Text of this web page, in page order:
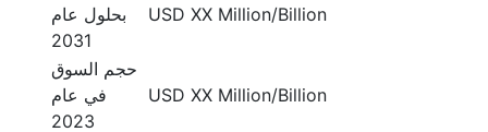
بحلول عام
2031
USD XX Million/Billion
حجم السوق
في عام
2023
USD XX Million/Billion